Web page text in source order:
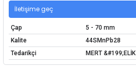
İletişime geç
Çap
5 - 70 mm
Kalite
44SMnPb28
Tedarikçi
MERT &#199;ELİK